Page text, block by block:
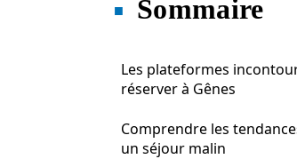
Sommaire
Les plateformes
réserver à Gênes
Comprendre les
un séjour malin